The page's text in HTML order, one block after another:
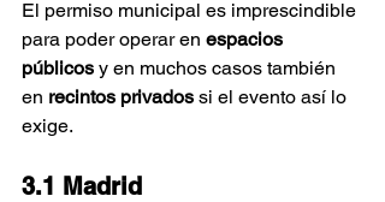
El permiso municipal es imprescindible
para poder operar en espacios
públicos y en muchos casos también
en recintos privados si el evento así lo
exige.
3.1 Madrid